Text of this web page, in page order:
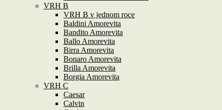
VRH B
VRH B v jednom roce
Baldini Amorevita
Bandito Amorevita
Ballo Amorevita
Birra Amorevita
Bonaro Amorevita
Brilla Amorevita
Borgia Amorevita
VRH C
Caesar
Calvin